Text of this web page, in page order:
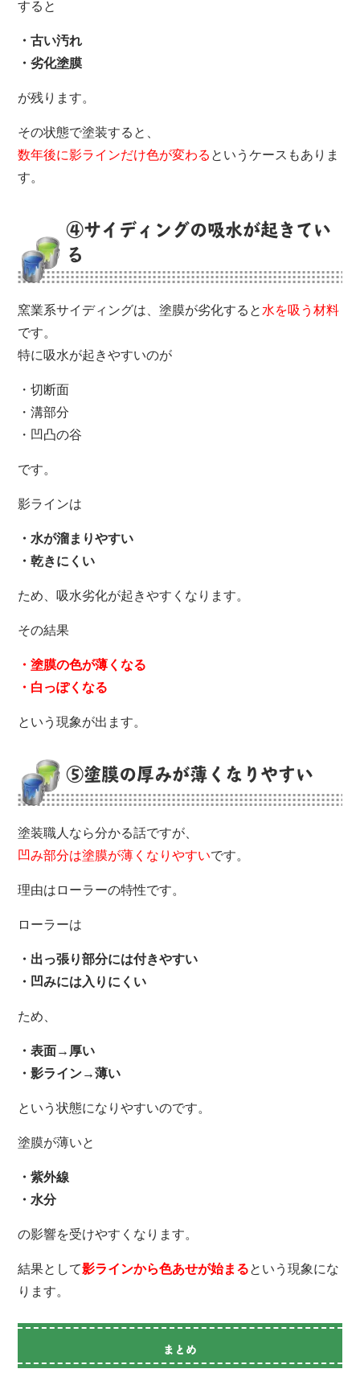
すると
・古い汚れ
・劣化塗膜
が残ります。
その状態で塗装すると、
数年後に影ラインだけ色が変わる というケースもありま
す。
④サイディングの吸水が起きてい
る
窯業系サイディングは、塗膜が劣化すると 水を吸う材料
です。
特に吸水が起きやすいのが
・切断面
・溝部分
・凹凸の谷
です。
影ラインは
・水が溜まりやすい
・乾きにくい
ため、吸水劣化が起きやすくなります。
その結果
・塗膜の色が薄くなる
・白っぽくなる
という現象が出ます。
⑤塗膜の厚みが薄くなりやすい
塗装職人なら分かる話ですが、
凹み部分は塗膜が薄くなりやすいです。
理由はローラーの特性です。
ローラーは
・出っ張り部分には付きやすい
・凹みには入りにくい
ため、
・表面→厚い
・影ライン→薄い
という状態になりやすいのです。
塗膜が薄いと
・紫外線
・水分
の影響を受けやすくなります。
結果として影ラインから色あせが始まるという現象にな
ります。
まとめ